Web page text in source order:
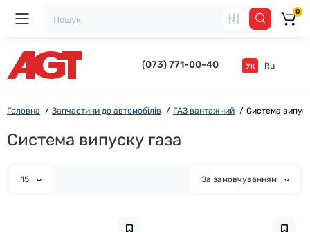
(073) 771-00-40 Ук Ru
0
Головна Запчастини до автомобілів ГАЗ вантажний Система
Система випуску газа
15 За замовчуванням